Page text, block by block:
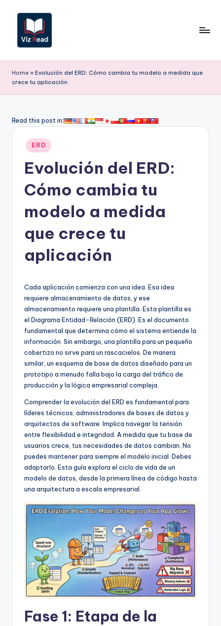
contenido
iz
R
a
S
o
w
&
D
Home » Evolución del ERD: Cómo cambia tu modelo a medida que
crece tu aplicación
Read this post in:
Publicado
en
ERD
Evolución del ERD:
Cómo cambia tu
modelo a medida
que crece tu
aplicación
Cada aplicación comienza con una idea. Esa idea
requiere almacenamiento de datos, y ese
almacenamiento requiere una plantilla. Esta plantilla es
el Diagrama Entidad-Relación (ERD). Es el documento
fundamental que determina cómo el sistema entiende la
información. Sin embargo, una plantilla para un pequeño
cobertizo no sirve para un rascacielos. De manera
similar, un esquema de base de datos diseñado para un
prototipo a menudo falla bajo la carga del tráfico de
producción y la lógica empresarial compleja.
Comprender la evolución del ERD es fundamental para
líderes técnicos, administradores de bases de datos y
arquitectos de software. Implica navegar la tensión
entre flexibilidad e integridad. A medida que tu base de
usuarios crece, tus necesidades de datos cambian. No
puedes mantener para siempre el modelo inicial. Debes
adaptarlo. Esta guía explora el ciclo de vida de un
modelo de datos, desde la primera línea de código hasta
una arquitectura a escala empresarial.
Fase 1: Etapa de la